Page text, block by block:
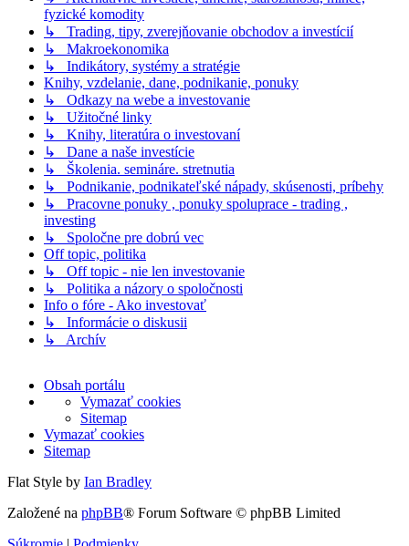
fyzické komodity
↳ Trading, tipy, zverejňovanie obchodov a investícií
↳ Makroekonomika
↳ Indikátory, systémy a stratégie
Knihy, vzdelanie, dane, podnikanie, ponuky
↳ Odkazy na webe a investovanie
↳ Užitočné linky
↳ Knihy, literatúra o investovaní
↳ Dane a naše investície
↳ Školenia. semináre. stretnutia
↳ Podnikanie, podnikateľské nápady, skúsenosti, príbehy
↳ Pracovne ponuky , ponuky spoluprace - trading ,
investing
↳ Spoločne pre dobrú vec
Off topic, politika
↳ Off topic - nie len investovanie
↳ Politika a názory o spoločnosti
Info o fóre - Ako investovať
↳ Informácie o diskusii
↳ Archív
Obsah portálu
Vymazať cookies
Sitemap
Vymazať cookies
Sitemap
Flat Style by Ian Bradley
Založené na phpBB® Forum Software © phpBB Limited